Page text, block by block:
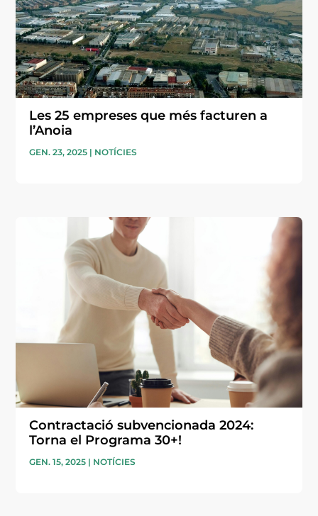
Les 25 empreses que més facturen a
l’Anoia
GEN. 23, 2025 | NOTÍCIES
Contractació subvencionada 2024:
Torna el Programa 30+!
GEN. 15, 2025 | NOTÍCIES